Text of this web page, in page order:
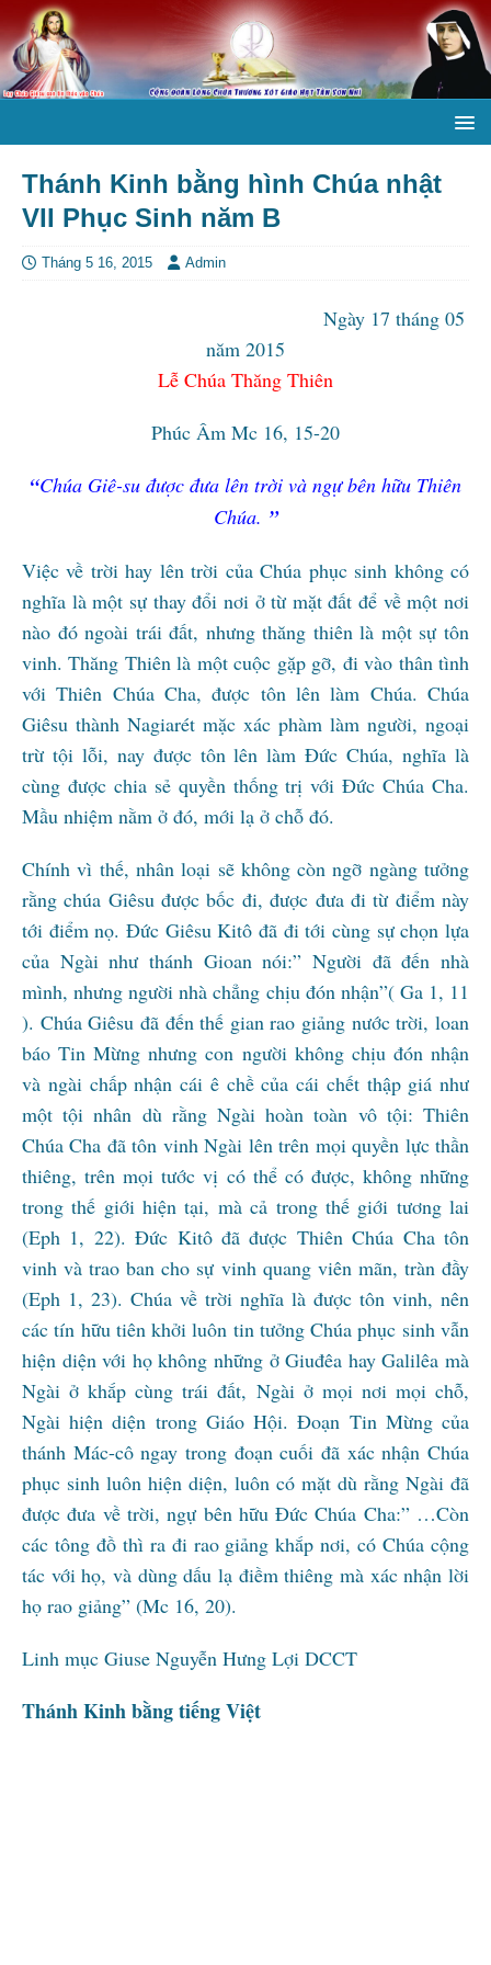
Thánh Kinh bằng hình Chúa nhật
VII Phục Sinh năm B
Tháng 5 16, 2015 Admin
Ngày 17 tháng 05
năm 2015
Lễ Chúa Thăng Thiên
Phúc Âm Mc 16, 15-20
“Chúa Giê-su được đưa lên trời và ngự bên hữu Thiên
Chúa. ”
Việc về trời hay lên trời của Chúa phục sinh không có
nghĩa là một sự thay đổi nơi ở từ mặt đất để về một nơi
nào đó ngoài trái đất, nhưng thăng thiên là một sự tôn
vinh. Thăng Thiên là một cuộc gặp gỡ, đi vào thân tình
với Thiên Chúa Cha, được tôn lên làm Chúa. Chúa
Giêsu thành Nagiarét mặc xác phàm làm người, ngoại
trừ tội lỗi, nay được tôn lên làm Đức Chúa, nghĩa là
cùng được chia sẻ quyền thống trị với Đức Chúa Cha.
Mầu nhiệm nằm ở đó, mới lạ ở chỗ đó.
Chính vì thế, nhân loại sẽ không còn ngỡ ngàng tưởng
rằng chúa Giêsu được bốc đi, được đưa đi từ điểm này
tới điểm nọ. Đức Giêsu Kitô đã đi tới cùng sự chọn lựa
của Ngài như thánh Gioan nói:” Người đã đến nhà
mình, nhưng người nhà chẳng chịu đón nhận”( Ga 1, 11
). Chúa Giêsu đã đến thế gian rao giảng nước trời, loan
báo Tin Mừng nhưng con người không chịu đón nhận
và ngài chấp nhận cái ê chề của cái chết thập giá như
một tội nhân dù rằng Ngài hoàn toàn vô tội: Thiên
Chúa Cha đã tôn vinh Ngài lên trên mọi quyền lực thần
thiêng, trên mọi tước vị có thể có được, không những
trong thế giới hiện tại, mà cả trong thế giới tương lai
(Eph 1, 22). Đức Kitô đã được Thiên Chúa Cha tôn
vinh và trao ban cho sự vinh quang viên mãn, tràn đầy
(Eph 1, 23). Chúa về trời nghĩa là được tôn vinh, nên
các tín hữu tiên khởi luôn tin tưởng Chúa phục sinh vẫn
hiện diện với họ không những ở Giuđêa hay Galilêa mà
Ngài ở khắp cùng trái đất, Ngài ở mọi nơi mọi chỗ,
Ngài hiện diện trong Giáo Hội. Đoạn Tin Mừng của
thánh Mác-cô ngay trong đoạn cuối đã xác nhận Chúa
phục sinh luôn hiện diện, luôn có mặt dù rằng Ngài đã
được đưa về trời, ngự bên hữu Đức Chúa Cha:” …Còn
các tông đồ thì ra đi rao giảng khắp nơi, có Chúa cộng
tác với họ, và dùng dấu lạ điềm thiêng mà xác nhận lời
họ rao giảng” (Mc 16, 20).
Linh mục Giuse Nguyễn Hưng Lợi DCCT
Thánh Kinh bằng tiếng Việt